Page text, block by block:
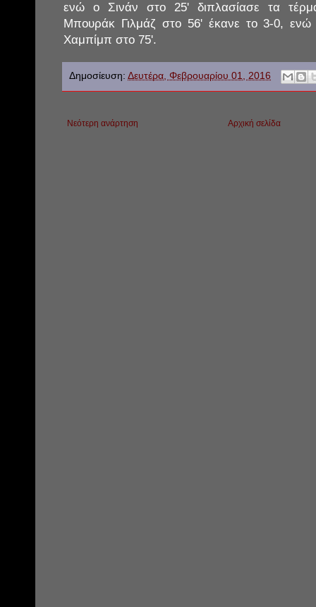
ενώ ο Σινάν στο 25' διπλασίασε τα
Μπουράκ Γιλμάζ στο 56' έκανε το 3-0, ενώ
Χαμπίμπ στο 75'.
Δημοσίευση: Δευτέρα, Φεβρουαρίου 01, 2016
Νεότερη ανάρτηση Αρχική σελίδα